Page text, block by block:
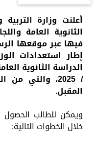
أعلنت وزارة
الثانوية العامة
فيها عبر موقعها
إطار استعدادات
المقبل.
ويمكن للطالب
خلال الخطوات التالية: